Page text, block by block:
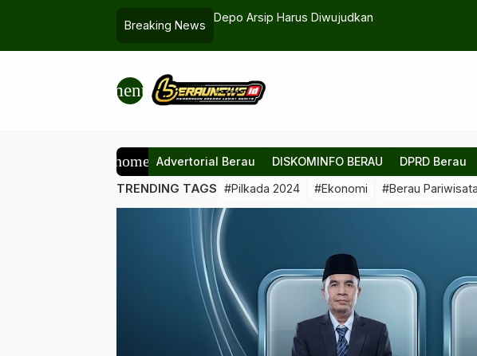
Breaking News
Depo Arsip Harus Diwujudkan
menu
home Advertorial Berau DISKOMINFO BERAU DPRD Berau
TRENDING TAGS #Pilkada 2024 #Ekonomi #Berau Pariwisata